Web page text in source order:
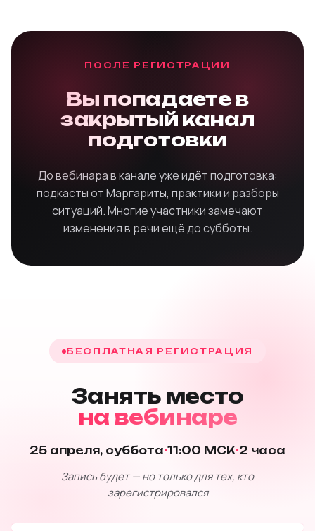
ПОСЛЕ РЕГИСТРАЦИИ
Вы попадаете в
закрытый канал
подготовки
До вебинара в канале уже идёт подготовка:
подкасты от Маргариты, практики и разборы
ситуаций. Многие участники замечают
изменения в речи ещё до субботы.
БЕСПЛАТНАЯ РЕГИСТРАЦИЯ
Занять место
на вебинаре
25 апреля, суббота·11:00 МСК·2 часа
Запись будет — но только для тех, кто
зарегистрировался